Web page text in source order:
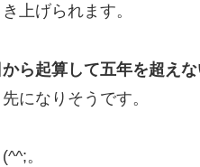
上げられます。
ら起算して五年を超え
になりそうです。
。